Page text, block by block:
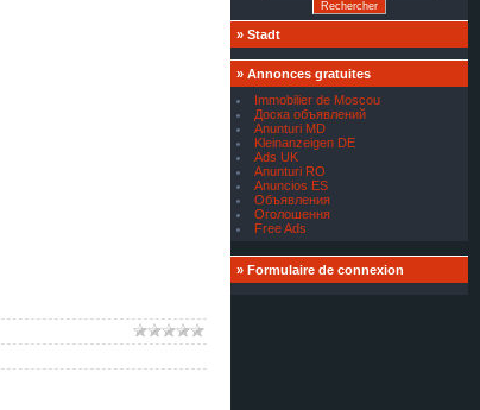
» Stadt
» Annonces gratuites
Immobilier de Moscou
Доска объявлений
Anunturi MD
Kleinanzeigen DE
Ads UK
Anunturi RO
Anuncios ES
Объявления
Оголошення
Free Ads
» Formulaire de connexion